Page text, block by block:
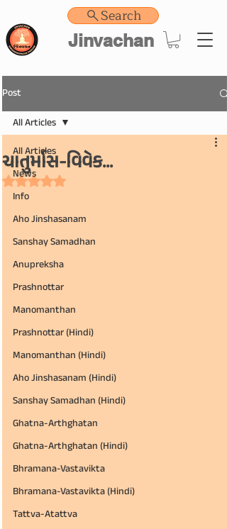
Jinvachan
Search
Post
All Articles
News
Info
Aho Jinshasanam
Sanshay Samadhan
Anupreksha
Prashnottar
Manomanthan
Prashnottar (Hindi)
Manomanthan (Hindi)
Aho Jinshasanam (Hindi)
Sanshay Samadhan (Hindi)
Ghatna-Arthghatan
Ghatna-Arthghatan (Hindi)
Bhramana-Vastavikta
Bhramana-Vastavikta (Hindi)
Tattva-Atattva
All Articles
ચાતુર્માસ-વિવેક...
Rated NaN out of 5 stars.